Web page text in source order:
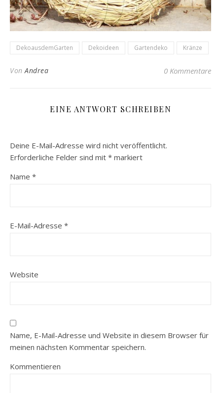
DekoausdemGarten Dekoideen Gartendeko Kränze
VonAndrea 0 Kommentare
EINE ANTWORT SCHREIBEN
Deine E-Mail-Adresse wird nicht veröffentlicht.
Erforderliche Felder sind mit * markiert
Name *
E-Mail-Adresse *
Website
Name, E-Mail-Adresse und Website in diesem Browser für
meinen nächsten Kommentar speichern.
Kommentieren